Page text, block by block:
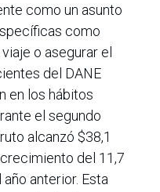
como un asunto
como
o asegurar el
del DANE
en los hábitos
el segundo
alcanzó $38,1
del 11,7
anterior. Esta